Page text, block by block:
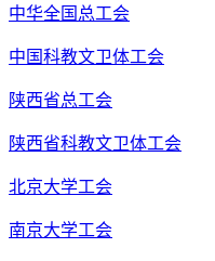
中华全国总工会
中国科教文卫体工会
陕西省总工会
陕西省科教文卫体工会
北京大学工会
南京大学工会